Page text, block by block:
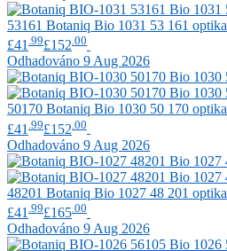
53161 Botaniq Bio 1031 53 161 optika
£41 .99£152 .00
Odhadováno 9 Aug 2026
50170 Botaniq Bio 1030 50 170 optika
£41 .99£152 .00
Odhadováno 9 Aug 2026
48201 Botaniq Bio 1027 48 201 optika
£41 .99£165 .00
Odhadováno 9 Aug 2026